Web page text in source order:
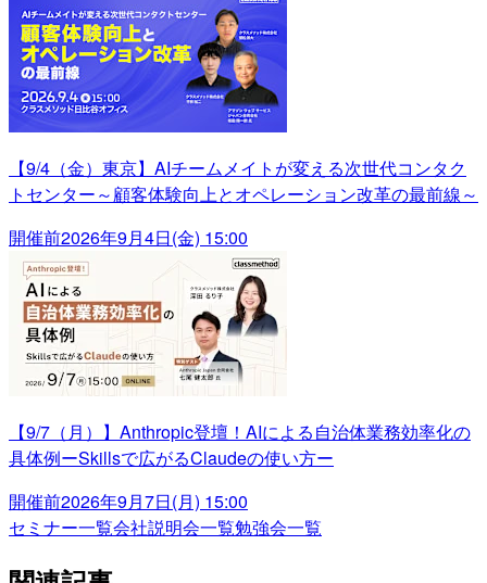
【9/4（金）東京】AIチームメイトが変える次世代コンタク
トセンター～顧客体験向上とオペレーション改革の最前線～
開催前2026年9月4日(金) 15:00
【9/7（月）】Anthropic登壇！AIによる自治体業務効率化の
具体例ーSkillsで広がるClaudeの使い方ー
開催前2026年9月7日(月) 15:00
セミナー一覧会社説明会一覧勉強会一覧